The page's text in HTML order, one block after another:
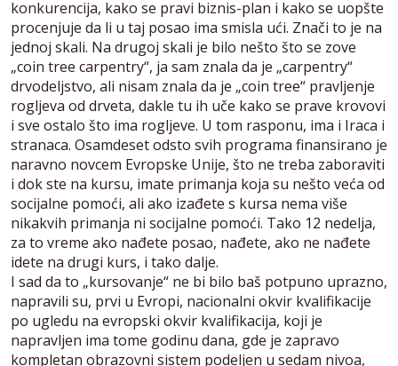
konkurencija, kako se pravi biznis-plan i kako se uopšte
procenjuje da li u taj posao ima smisla ući. Znači to je na
jednoj skali. Na drugoj skali je bilo nešto što se zove
„coin tree carpentry“, ja sam znala da je „carpentry“
drvodeljstvo, ali nisam znala da je „coin tree“ pravljenje
rogljeva od drveta, dakle tu ih uče kako se prave krovovi
i sve ostalo što ima rogljeve. U tom rasponu, ima i Iraca i
stranaca. Osamdeset odsto svih programa finansirano je
naravno novcem Evropske Unije, što ne treba zaboraviti
i dok ste na kursu, imate primanja koja su nešto veća od
socijalne pomoći, ali ako izađete s kursa nema više
nikakvih primanja ni socijalne pomoći. Tako 12 nedelja,
za to vreme ako nađete posao, nađete, ako ne nađete
idete na drugi kurs, i tako dalje.
I sad da to „kursovanje“ ne bi bilo baš potpuno uprazno,
napravili su, prvi u Evropi, nacionalni okvir kvalifikacije
po ugledu na evropski okvir kvalifikacija, koji je
napravljen ima tome godinu dana, gde je zapravo
kompletan obrazovni sistem podeljen u sedam nivoa,